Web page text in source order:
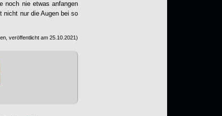
noch nie etwas anfangen
nicht nur die Augen bei so
veröffentlicht am 25.10.2021 )